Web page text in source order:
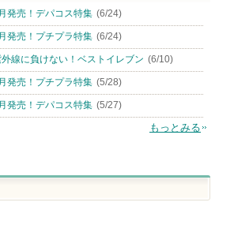
発売！デパコス特集 (6/24)
発売！プチプラ特集 (6/24)
線に負けない！ベストイレブン (6/10)
発売！プチプラ特集 (5/28)
発売！デパコス特集 (5/27)
もっとみる